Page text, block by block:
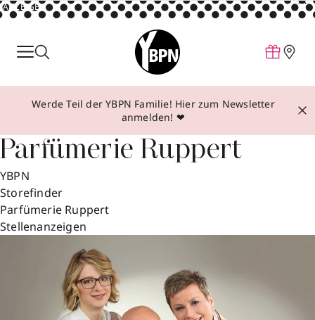
ANZEIGE
Parfum
Make-up
Behandlungen
Inspiration
Über YBPN
Aktionen
Storefinder
Werde Teil der YBPN Familie! Hier zum Newsletter
anmelden! ❤
Parfümerie Ruppert
YBPN
Storefinder
Parfümerie Ruppert
Stellenanzeigen